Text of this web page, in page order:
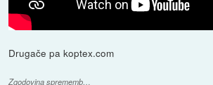
Drugače pa koptex.com
Zgodovina sprememb…